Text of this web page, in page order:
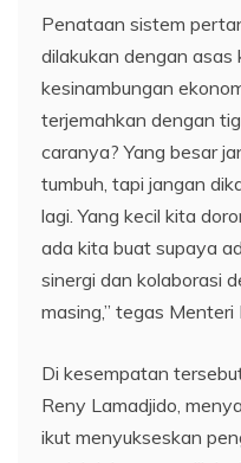
Penataan sistem
dilakukan dengan asas
kesinambungan
terjemahkan dengan
caranya? Yang besar
tumbuh, tapi jangan
lagi. Yang kecil kita
ada kita buat supaya
sinergi dan kolaborasi
masing,” tegas Menteri
Di kesempatan
Reny Lamadjido,
ikut menyukseskan